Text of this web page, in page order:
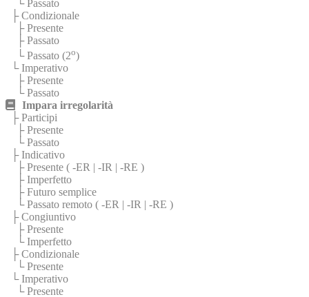
└ Passato
├ Condizionale
├ Presente
├ Passato
└ Passato (2o)
└ Imperativo
├ Presente
└ Passato
Impara irregolarità
├ Participi
├ Presente
└ Passato
├ Indicativo
├ Presente ( -ER | -IR | -RE )
├ Imperfetto
├ Futuro semplice
└ Passato remoto ( -ER | -IR | -RE )
├ Congiuntivo
├ Presente
└ Imperfetto
├ Condizionale
└ Presente
└ Imperativo
└ Presente